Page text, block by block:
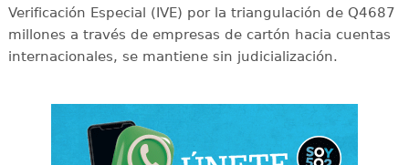
Verificación Especial (IVE) por la triangulación de Q4687
millones a través de empresas de cartón hacia cuentas
internacionales, se mantiene sin judicialización.